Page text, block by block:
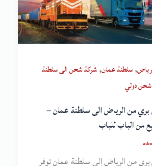
,سلطنة عمان,شركة شحن الى سلطنة
دولي
من الرياض الى سلطنة عمان –
من الباب للباب
من الرياض إلى سلطنة عمان توفر